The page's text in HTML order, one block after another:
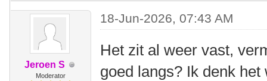
Jeroen S
Moderator
18-Jun-2026, 07:43 AM
Het zit al weer vast,
goed langs? Ik denk